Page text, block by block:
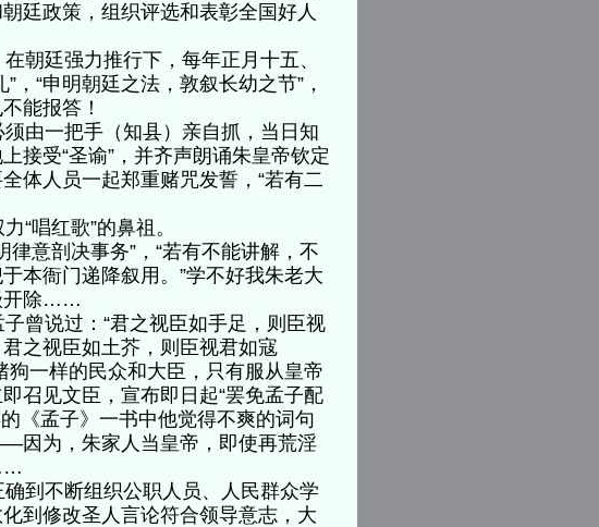
廷政策，组织评选和表彰全国好人
朝廷强力推行下，每年正月十五、
“申明朝廷之法，敦叙长幼之节”，
能报答！
由一把手（知县）亲自抓，当日知
接受“圣谕”，并齐声朗诵朱皇帝钦定
体人员一起郑重赌咒发誓，“若有二
“唱红歌”的鼻祖。
意剖决事务”，“若有不能讲解，不
本衙门递降叙用。”学不好我朱老大
级开除……
说过：“君之视臣如手足，则臣视
之视臣如土芥，则臣视君如寇
一样的民众和大臣，只有服从皇帝
召见文臣，宣布即日起“罢免孟子配
《孟子》一书中他觉得不爽的词句
因为，朱家人当皇帝，即使再荒淫
……
到不断组织公职人员、人民群众学
到修改圣人言论符合领导意志，大